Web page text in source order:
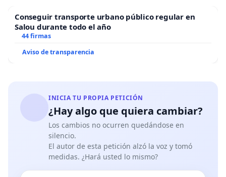
Conseguir transporte urbano público regular en
Salou durante todo el año
44 firmas
Aviso de transparencia
INICIA TU PROPIA PETICIÓN
¿Hay algo que quiera cambiar?
Los cambios no ocurren quedándose en
silencio.
El autor de esta petición alzó la voz y tomó
medidas. ¿Hará usted lo mismo?